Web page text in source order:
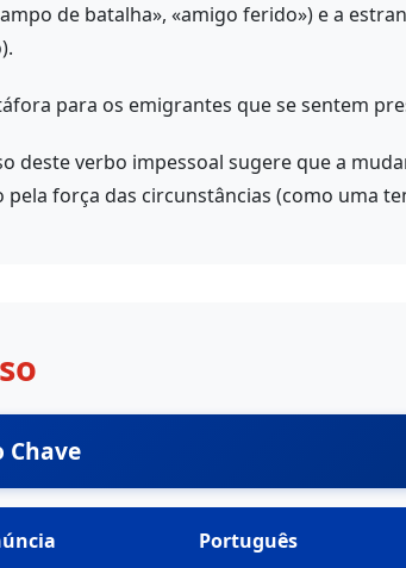
de batalha», «amigo ferido») e a
para os emigrantes que se sentem
deste verbo impessoal sugere que a
força das circunstâncias (como uma
Chave
Português